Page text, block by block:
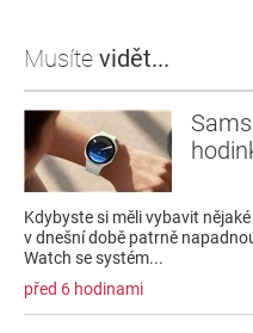
Musíte vidět...
Kdybyste si měli vybavit
v dnešní době patrně
Watch se systém...
před 6 hodinami